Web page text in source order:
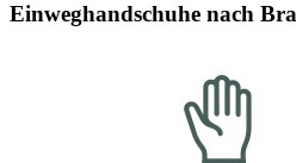
Einweghandschuhe nach